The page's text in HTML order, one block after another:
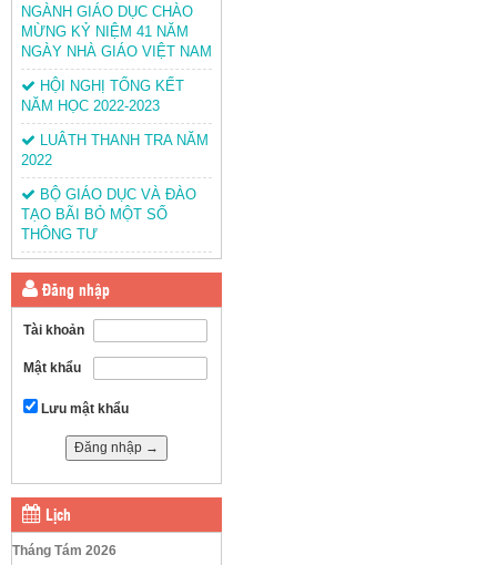
NGÀNH GIÁO DỤC CHÀO
MỪNG KỶ NIỆM 41 NĂM
NGÀY NHÀ GIÁO VIỆT NAM
HỘI NGHỊ TỔNG KẾT
NĂM HỌC 2022-2023
LUÂTH THANH TRA NĂM
2022
BỘ GIÁO DỤC VÀ ĐÀO
TẠO BÃI BỎ MỘT SỐ
THÔNG TƯ
Đăng nhập
Tài khoản
Mật khẩu
Lưu mật khẩu
Lịch
Tháng Tám 2026